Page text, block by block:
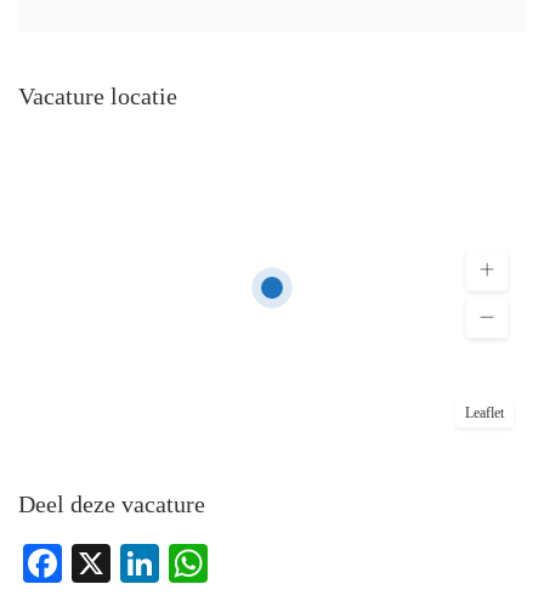
Vacature locatie
Leaflet
Deel deze vacature
Facebook
X LinkedIn